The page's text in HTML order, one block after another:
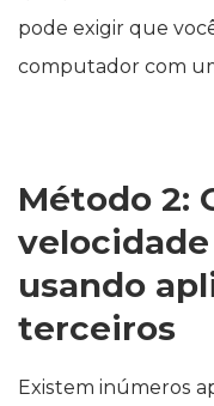
pode exigir que
computador com
Método 2:
usando
terceiros
Existem inúmeros